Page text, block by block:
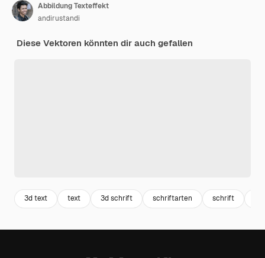
Abbildung Texteffekt
andirustandi
Diese Vektoren könnten dir auch gefallen
3d text text 3d schrift schriftarten schrift